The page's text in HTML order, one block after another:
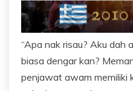
“Apa nak risau? Aku dah
biasa dengar kan?
penjawat awam memiliki